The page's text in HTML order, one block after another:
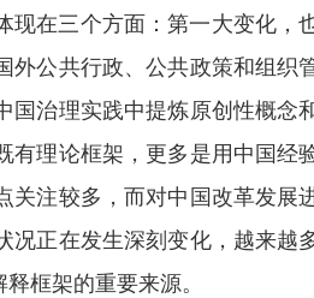
在三个方面：第一大变化，
公共行政、公共政策和组织
治理实践中提炼原创性概念
理论框架，更多是用中国经
注较多，而对中国改革发展
正在发生深刻变化，越来越
框架的重要来源。